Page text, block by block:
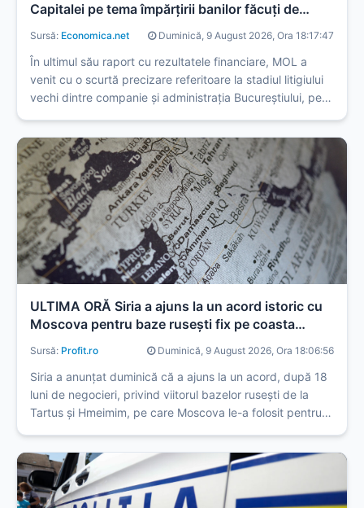
Capitalei pe tema împărțirii banilor făcuți de
fostele benzinării Agip
Sursă: Economica.net Duminică, 9 August 2026, Ora 18:17:47
În ultimul său raport cu rezultatele financiare, MOL a
venit cu o scurtă precizare referitoare la stadiul litigiului
vechi dintre companie și administrația Bucureștiului, pe
ULTIMA ORĂ Siria a ajuns la un acord istoric cu
Moscova pentru baze rusești fix pe coasta
Sursă: Profit.ro Duminică, 9 August 2026, Ora 18:06:56
Siria a anunțat duminică că a ajuns la un acord, după 18
luni de negocieri, privind viitorul bazelor rusești de la
Tartus și Hmeimim, pe care Moscova le-a folosit pentru